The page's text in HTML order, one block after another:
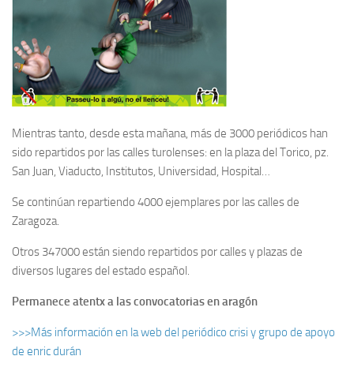
Mientras tanto, desde esta mañana, más de 3000 periódicos han
sido repartidos por las calles turolenses: en la plaza del Torico, pz.
San Juan, Viaducto, Institutos, Universidad, Hospital…
Se continúan repartiendo 4000 ejemplares por las calles de
Zaragoza.
Otros 347000 están siendo repartidos por calles y plazas de
diversos lugares del estado español.
Permanece atentx a las convocatorias en aragón
>>>Más información en la web del periódico crisi y grupo de apoyo
de enric durán